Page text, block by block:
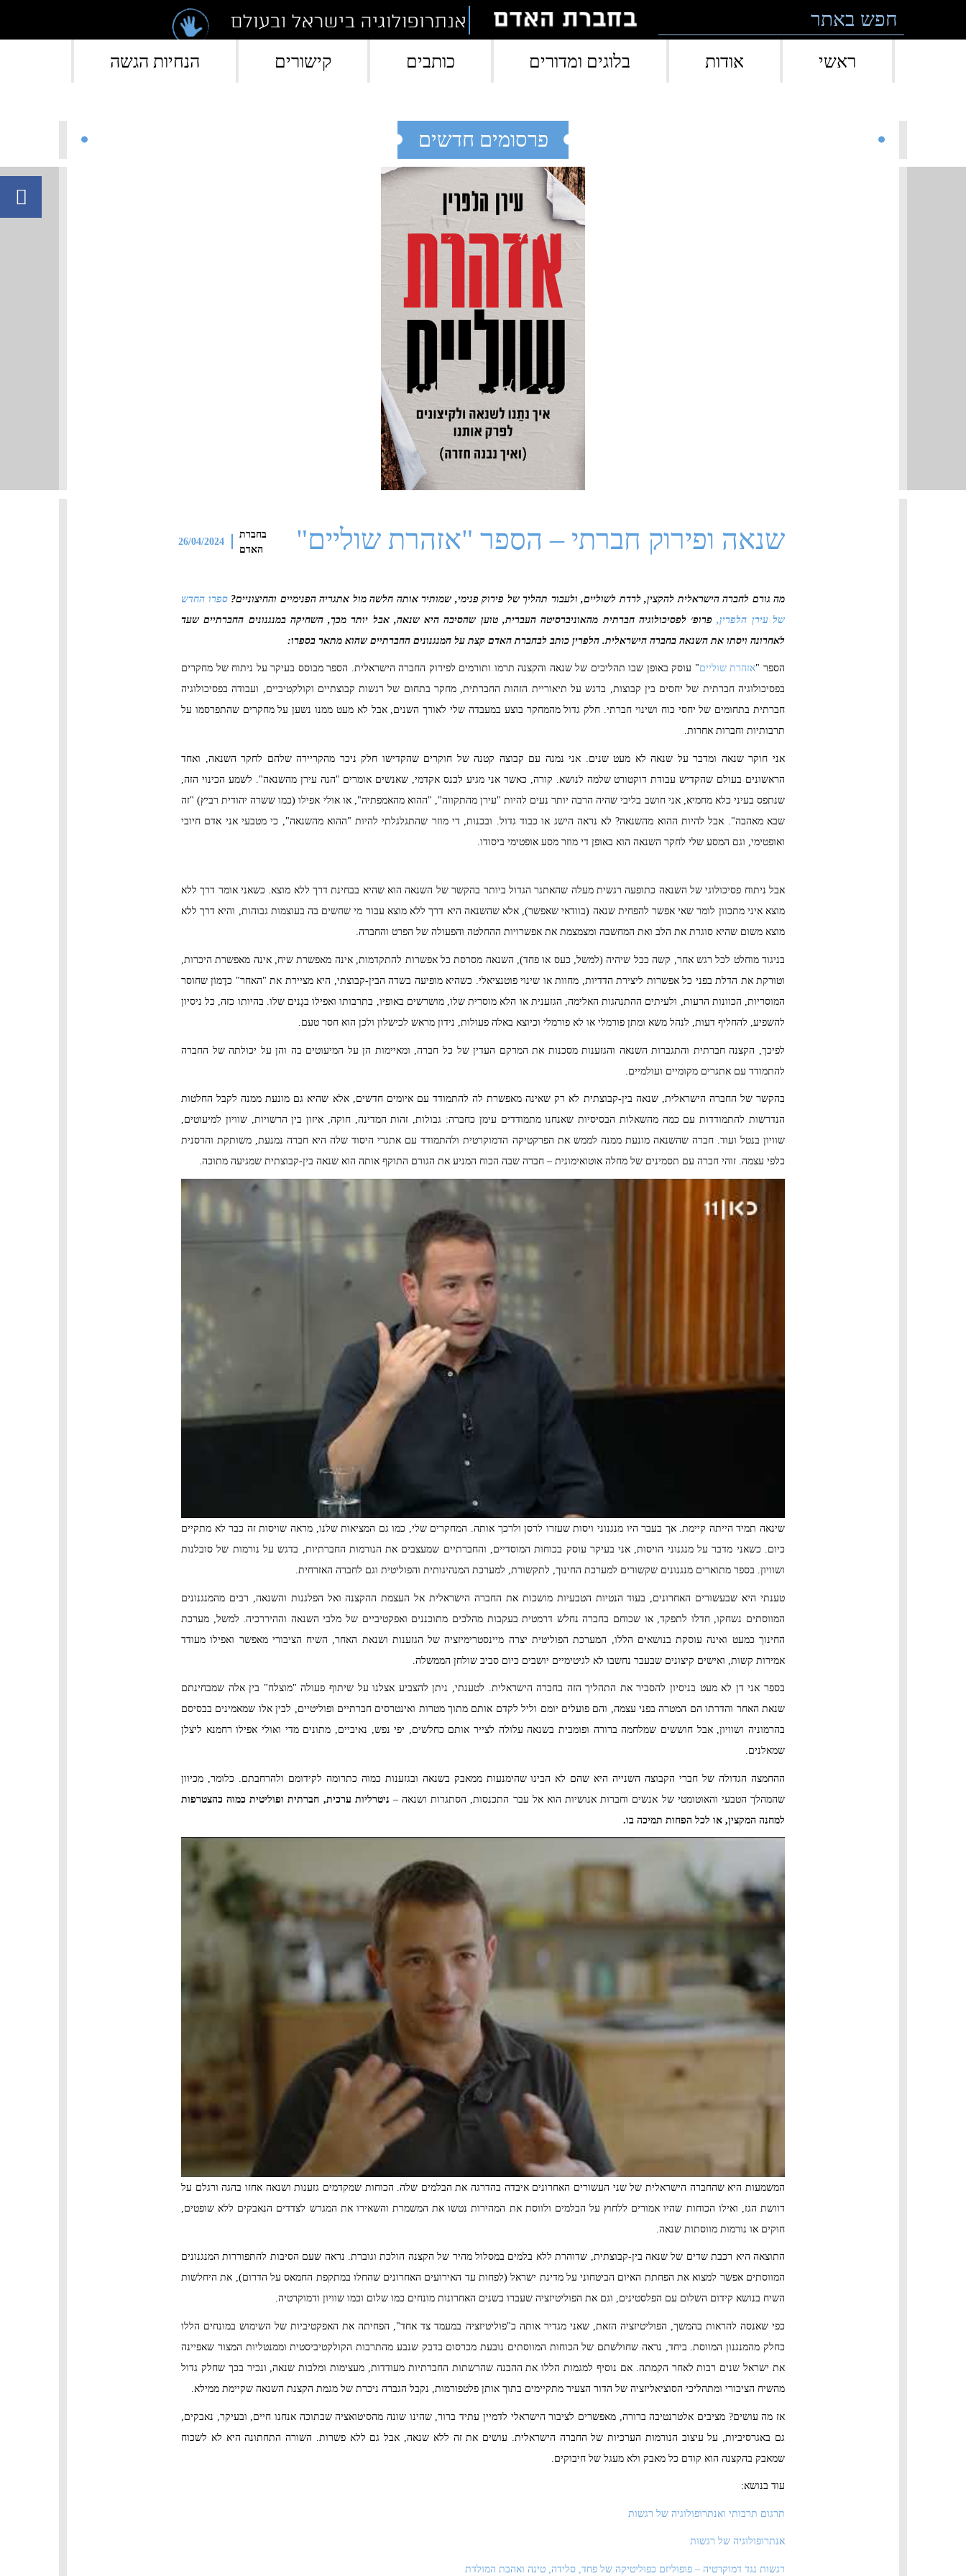
ראשי אודות בלוגים ומדורים כותבים קישורים הנחיות הגשה
פרסומים חדשים
שנאה ופירוק חברתי – הספר "אזהרת שוליים"
בחברת
האדם
26/04/2024
מה גורם לחברה הישראלית להקצין, לרדת לשוליים, ולעבור תהליך של פירוק פנימי, שמותיר אותה חלשה מול אתגריה הפנימיים והחיצוניים?ספרו החדש
של עירן הלפרין,פרופ׳ לפסיכולוגיה חברתית מהאוניברסיטה העברית, טוען שהסיבה היא שנאה, אבל יותר מכך, השחיקה במנגנונים החברתיים שעד
לאחרונה ויסתו את השנאה בחברה הישראלית. הלפרין כותב לבחברת האדם קצת על המנגנונים החברתיים שהוא מתאר בספרו:
הספר "אזהרת שוליים" עוסק באופן שבו תהליכים של שנאה והקצנה תרמו ותורמים לפירוק החברה הישראלית. הספר מבוסס בעיקר על ניתוח של מחקרים
בפסיכולוגיה חברתית של יחסים בין קבוצות, בדגש על תיאוריית הזהות החברתית, מחקר בתחום של רגשות קבוצתיים וקולקטיביים, ועבודה בפסיכולוגיה
חברתית בתחומים של יחסי כוח ושינוי חברתי. חלק גדול מהמחקר בוצע במעבדה שלי לאורך השנים, אבל לא מעט ממנו נשען על מחקרים שהתפרסמו על
תרבותיות וחברות אחרות.
אני חוקר שנאה ומדבר על שנאה לא מעט שנים. אני נמנה עם קבוצה קטנה של חוקרים שהקדישו חלק ניכר מהקריירה שלהם לחקר השנאה, ואחד
הראשונים בעולם שהקדיש עבודת דוקטורט שלמה לנושא. קורה, כאשר אני מגיע לכנס אקדמי, שאנשים אומרים "הנה עירן מהשנאה". לשמע הכינוי הזה,
שנתפס בעיני כלא מחמיא, אני חושב בליבי שהיה הרבה יותר נעים להיות "עירן מהתקווה", "ההוא מהאמפתיה", או אולי אפילו (כמו ששרה יהודית רביץ) "זה
שבא מאהבה". אבל להיות ההוא מהשנאה? לא נראה הישג או כבוד גדול. ובכנות, די מוזר שהתגלגלתי להיות "ההוא מהשנאה", כי מטבעי אני אדם חיובי
ואופטימי, וגם המסע שלי לחקר השנאה הוא באופן די מוזר מסע אופטימי ביסודו.
אבל ניתוח פסיכולוגי של השנאה כתופעה רגשית מעלה שהאתגר הגדול ביותר בהקשר של השנאה הוא שהיא בבחינת דרך ללא מוצא. כשאני אומר דרך ללא
מוצא איני מתכוון לומר שאי אפשר להפחית שנאה (בוודאי שאפשר), אלא שהשנאה היא דרך ללא מוצא עבור מי שחשים בה בעוצמות גבוהות, והיא דרך ללא
מוצא משום שהיא סוגרת את הלב ואת המחשבה ומצמצמת את אפשרויות ההחלטה והפעולה של הפרט והחברה.
בניגוד מוחלט לכל רגש אחר, קשה ככל שיהיה (למשל, כעס או פחד), השנאה מסרסת כל אפשרות להתקדמות, אינה מאפשרת שיח, אינה מאפשרת היכרות,
וטורקת את הדלת בפני כל אפשרות ליצירת הדדיות, מחוות או שינוי פוטנציאלי. כשהיא מופיעה בשדה הבין-קבוצתי, היא מציירת את "האחר" כדֶמוֹן שחוסר
המוסריות, הכוונות הרעות, ולעיתים ההתנהגות האלימה, הגזענית או הלא מוסרית שלו, מושרשים באופיו, בתרבותו ואפילו בגֶנים שלו. בהיותו כזה, כל ניסיון
להשפיע, להחליף דעות, לנהל משא ומתן פורמלי או לא פורמלי וכיוצא באלה פעולות, נידון מראש לכישלון ולכן הוא חסר טעם.
לפיכך, הקצנה חברתית והתגברות השנאה והגזענות מסכנות את המרקם העדין של כל חברה, ומאיימות הן על המיעוטים בה והן על יכולתה של החברה
להתמודד עם אתגרים מקומיים ועולמיים.
בהקשר של החברה הישראלית, שנאה בין-קבוצתית לא רק שאינה מאפשרת לה להתמודד עם איומים חדשים, אלא שהיא גם מונעת ממנה לקבל החלטות
הנדרשות להתמודדות עם כמה מהשאלות הבסיסיות שאנחנו מתמודדים עימן כחברה: גבולות, זהות המדינה, חוקה, איזון בין הרשויות, שוויון למיעוטים,
שוויון בנטל ועוד. חברה שהשנאה מונעת ממנה לממש את הפרקטיקה הדמוקרטית ולהתמודד עם אתגרי היסוד שלה היא חברה נמנעת, משותקת והרסנית
כלפי עצמה. זוהי חברה עם תסמינים של מחלה אוטואימונית – חברה שבה הכוח המניע את הגורם התוקף אותה הוא שנאה בין-קבוצתית שמגיעה מתוכה.
שינאה תמיד הייתה קיימת. אך בעבר היו מנגנוני ויסות שעזרו לרסן ולרכך אותה. המחקרים שלי, כמו גם המציאות שלנו, מראה שויסות זה כבר לא מתקיים
כיום. כשאני מדבר על מנגנוני הויסות, אני בעיקר עוסק בכוחות המוסדיים, והחברתיים שמעצבים את הנורמות החברתיות, בדגש על נורמות של סובלנות
ושוויון. בספר מתוארים מנגנונים שקשורים למערכת החינוך, לתקשורת, למערכת המנהיגותית והפוליטית וגם לחברה האזרחית.
טענתי היא שבעשורים האחרונים, בעוד הנטיות הטבעיות מושכות את החברה הישראלית אל העצמת ההקצנה ואל הפלגנות והשנאה, רבים מהמנגנונים
המווסתים נשחקו, חדלו לתפקד, או שכוחם בחברה נחלש דרמטית בעקבות מהלכים מתוכננים ואפקטיביים של מלבי השנאה וההיררכיה. למשל, מערכת
החינוך כמעט ואינה עוסקת בנושאים הללו, המערכת הפוליטית יצרה מיינסטרימיזציה של הגזענות ושנאת האחר, השיח הציבורי מאפשר ואפילו מעודד
אמירות קשות, ואישים קיצונים שבעבר נחשבו לא לגיטימיים יושבים כיום סביב שולחן הממשלה.
בספר אני דן לא מעט בניסיון להסביר את התהליך הזה בחברה הישראלית. לטענתי, ניתן להצביע אצלנו על שיתוף פעולה "מוצלח" בין אלה שמבחינתם
שנאת האחר והדרתו הם המטרה בפני עצמה, והם פועלים יומם וליל לקדם אותם מתוך מטרות ואינטרסים חברתיים ופוליטיים, לבין אלו שמאמינים בבסיסם
בהרמוניה ושוויון, אבל חוששים שמלחמה ברורה ופומבית בשנאה עלולה לצייר אותם כחלשים, יפי נפש, נאיביים, מתונים מדי ואולי אפילו רחמנא ליצלן
שמאלנים.
ההחמצה הגדולה של חברי הקבוצה השנייה היא שהם לא הבינו שהימנעות ממאבק בשנאה ובגזענות כמוה כתרומה לקידומם ולהרחבתם. כלומר, מכיוון
שהמהלך הטבעי והאוטומטי של אנשים וחברות אנושיות הוא אל עבר התכנסות, הסתגרות ושנאה – ניטרליות ערכית, חברתית ופוליטית כמוה כהצטרפות
למחנה המקצין, או לכל הפחות תמיכה בו.
המשמעות היא שהחברה הישראלית של שני העשורים האחרונים איבדה בהדרגה את הבלמים שלה. הכוחות שמקדמים גזענות ושנאה אחזו בהגה ורגלם על
דוושת הגז, ואילו הכוחות שהיו אמורים ללחוץ על הבלמים ולווסת את המהירות נטשו את המשמרת והשאירו את המגרש לצדדים הנאבקים ללא שופטים,
חוקים או נורמות מווסתות שנאה.
התוצאה היא רכבת שדים של שנאה בין-קבוצתית, שדוהרת ללא בלמים במסלול מהיר של הקצנה הולכת וגוברת. נראה שעם הסיבות להתפוררות המנגנונים
המווסתים אפשר למצוא את הפחתת האיום הביטחוני על מדינת ישראל (לפחות עד האירועים האחרונים שהחלו במתקפת החמאס על הדרום), את היחלשות
השיח בנושא קידום השלום עם הפלסטינים, וגם את הפוליטיזציה שעברו בשנים האחרונות מונחים כמו שלום וכמו שוויון ודמוקרטיה.
כפי שאנסה להראות בהמשך, הפוליטיזציה הזאת, שאני מגדיר אותה כ"פוליטיזציה במעמד צד אחד", הפחיתה את האפקטיביות של השימוש במונחים הללו
כחלק מהמנגנון המווסת. ביחד, נראה שחולשתם של הכוחות המווסתים נובעת מכרסום בדבק שנבע מהתרבות הקולקטיביסטית וממנטליות המצור שאפיינה
את ישראל שנים רבות לאחר הקמתה. אם נוסיף למגמות הללו את ההבנה שהרשתות החברתיות מעודדות, מעצימות ומלבות שנאה, ונכיר בכך שחלק גדול
מהשיח הציבורי ומתהליכי הסוציאליזציה של הדור הצעיר מתקיימים בתוך אותן פלטפורמות, נקבל הגברה ניכרת של מגמת הקצנת השנאה שקיימת ממילא.
אז מה עושים? מציבים אלטרנטיבה ברורה, מאפשרים לציבור הישראלי לדמיין עתיד ברור, שהינו שונה מהסיטואציה שבתוכה אנחנו חיים, ובעיקר, נאבקים,
גם באגרסיביות, על עיצוב הנורמות הערכיות של החברה הישראלית. עושים את זה ללא שנאה, אבל גם ללא פשרות. השורה התחתונה היא לא לשכוח
שמאבק בהקצנה הוא קודם כל מאבק ולא מעגל של חיבוקים.
עוד בנושא:
תרגום תרבותי ואנתרופולוגיה של רגשות
אנתרופולוגיה של רגשות
רגשות נגד דמוקרטיה – פופוליזם כפוליטיקה של פחד, סלידה, טינה ואהבת המולדת